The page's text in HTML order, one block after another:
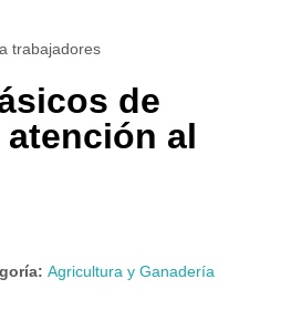
de
al
Agricultura y Ganadería